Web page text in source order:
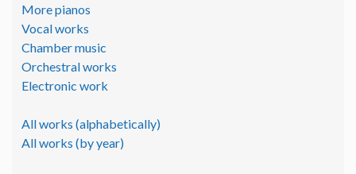
More pianos
Vocal works
Chamber music
Orchestral works
Electronic work
All works (alphabetically)
All works (by year)